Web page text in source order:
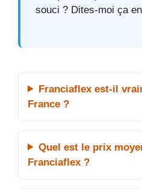
souci ? Dites-moi ça
Franciaflex est-il
France ?
Quel est le prix
Franciaflex ?